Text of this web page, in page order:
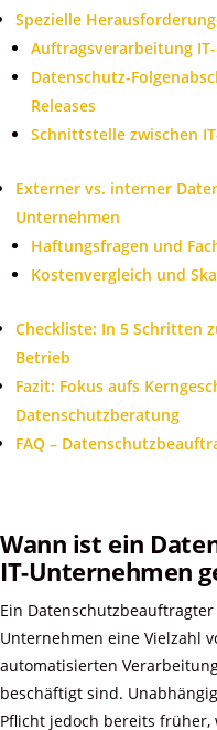
Spezielle
Auftragsverarbeitung
Datenschutz-
Releases
Schnittstelle zwischen
Externer vs. interner
Unternehmen
Haftungsfragen und
Kostenvergleich und
Checkliste: In 5 Schritten
Betrieb
Fazit: Fokus aufs
Datenschutzberatung
FAQ –
Wann ist ein
IT-Unternehmen
Ein
Unternehmen eine Vielzahl
automatisierten
beschäftigt sind.
Pflicht jedoch bereits